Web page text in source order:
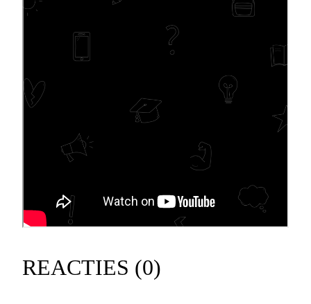
REACTIES (0)